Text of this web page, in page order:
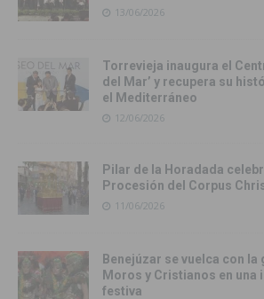
13/06/2026
Torrevieja inaugura el
del Mar’ y recupera su
el Mediterráneo
12/06/2026
Pilar de la Horadada
Procesión del Corpus
11/06/2026
Benejúzar se vuelca con la
Moros y Cristianos en una
festiva